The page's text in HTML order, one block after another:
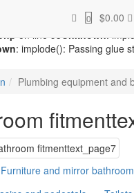
model/record/record.php
on line95Unknown:
: implode(): Passing glue
0 $0.00
Plumbing equipment and
Furniture and mirror bathroom